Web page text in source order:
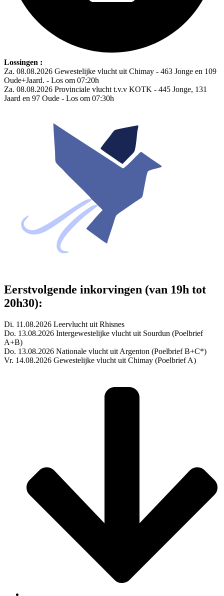
Lossingen :
Za. 08.08.2026 Gewestelijke vlucht uit Chimay - 463 Jonge en 109
Oude+Jaard. - Los om 07:20h
Za. 08.08.2026 Provinciale vlucht t.v.v KOTK - 445 Jonge, 131
Jaard en 97 Oude - Los om 07:30h
Eerstvolgende inkorvingen (van 19h tot
20h30):
Di. 11.08.2026 Leervlucht uit Rhisnes
Do. 13.08.2026 Intergewestelijke vlucht uit Sourdun (Poelbrief
A+B)
Do. 13.08.2026 Nationale vlucht uit Argenton (Poelbrief B+C*)
Vr. 14.08.2026 Gewestelijke vlucht uit Chimay (Poelbrief A)